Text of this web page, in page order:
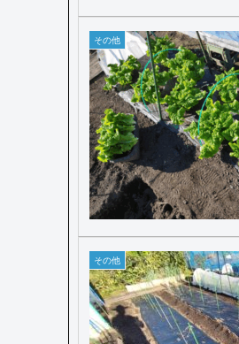
その他
その他